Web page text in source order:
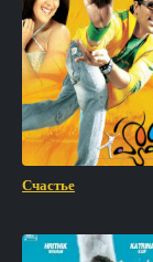
Счастье